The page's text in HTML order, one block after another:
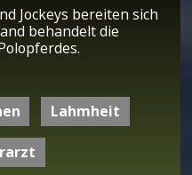
Jockeys bereiten sich
behandelt die
Lahmheit